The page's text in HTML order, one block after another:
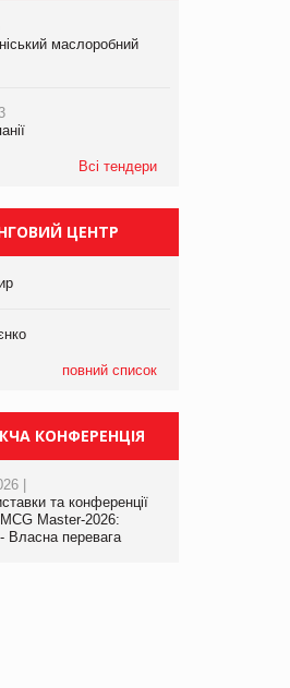
маслоробний
Всі тендери
ЦЕНТР
повний список
КОНФЕРЕНЦІЯ
|
та конференції
Master-2026:
Власна перевага